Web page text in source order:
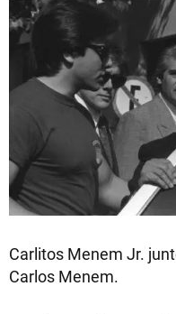
Carlitos Menem Jr.
Carlos Menem.